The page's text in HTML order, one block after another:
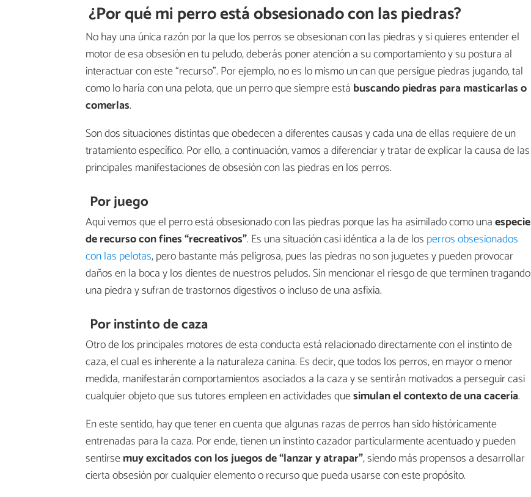
¿Por qué mi perro está obsesionado con las piedras?
No hay una única razón por la que los perros se obsesionan con las piedras y si quieres entender el
motor de esa obsesión en tu peludo, deberás poner atención a su comportamiento y su postura al
interactuar con este “recurso”. Por ejemplo, no es lo mismo un can que persigue piedras jugando, tal
como lo haría con una pelota, que un perro que siempre está buscando piedras para masticarlas o
comerlas.
Son dos situaciones distintas que obedecen a diferentes causas y cada una de ellas requiere de un
tratamiento específico. Por ello, a continuación, vamos a diferenciar y tratar de explicar la causa de las
principales manifestaciones de obsesión con las piedras en los perros.
Por juego
Aquí vemos que el perro está obsesionado con las piedras porque las ha asimilado como unaespecie
de recurso con fines “recreativos”. Es una situación casi idéntica a la de los perros obsesionados
con las pelotas, pero bastante más peligrosa, pues las piedras no son juguetes y pueden provocar
daños en la boca y los dientes de nuestros peludos. Sin mencionar el riesgo de que terminen tragando
una piedra y sufran de trastornos digestivos o incluso de una asfixia.
Por instinto de caza
Otro de los principales motores de esta conducta está relacionado directamente con el instinto de
caza, el cual es inherente a la naturaleza canina. Es decir, que todos los perros, en mayor o menor
medida, manifestarán comportamientos asociados a la caza y se sentirán motivados a perseguir casi
cualquier objeto que sus tutores empleen en actividades quesimulan el contexto de una cacería.
En este sentido, hay que tener en cuenta que algunas razas de perros han sido históricamente
entrenadas para la caza. Por ende, tienen un instinto cazador particularmente acentuado y pueden
sentirsemuy excitados con los juegos de “lanzar y atrapar”, siendo más propensos a desarrollar
cierta obsesión por cualquier elemento o recurso que pueda usarse con este propósito.